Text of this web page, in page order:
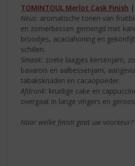
TOMINTOUL Merlot Cask Finish
Neus: aromatische tonen van
en zomerbessen gemengd met
broodjes, acaciahoning en
schillen.
Smaak: zoete laagjes kersenjam,
bavarois en aalbessenjam,
tabakskruiden en cacaopoeder.
Afdronk: kruidige cake en
overgaat in lange vingers en
Naar welke finish gaat uw voorkeur?